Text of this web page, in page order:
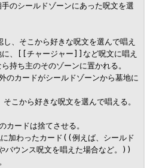
のシールドゾーンにあった呪文を選
、そこから好きな呪文を選んで唱え
に、[[チャージャー]]など呪文に唱え
持ち主のそのゾーンに置かれる。
のカードがシールドゾーンから墓地に
こから好きな呪文を選んで唱える。
カードは捨てさせる。
加わったカード((例えば、シールド
ウンス呪文を唱えた場合など。))